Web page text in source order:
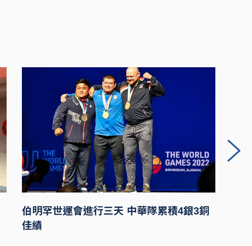
伯明罕世運會進行三天 中華隊累積4銀3銅
佳績